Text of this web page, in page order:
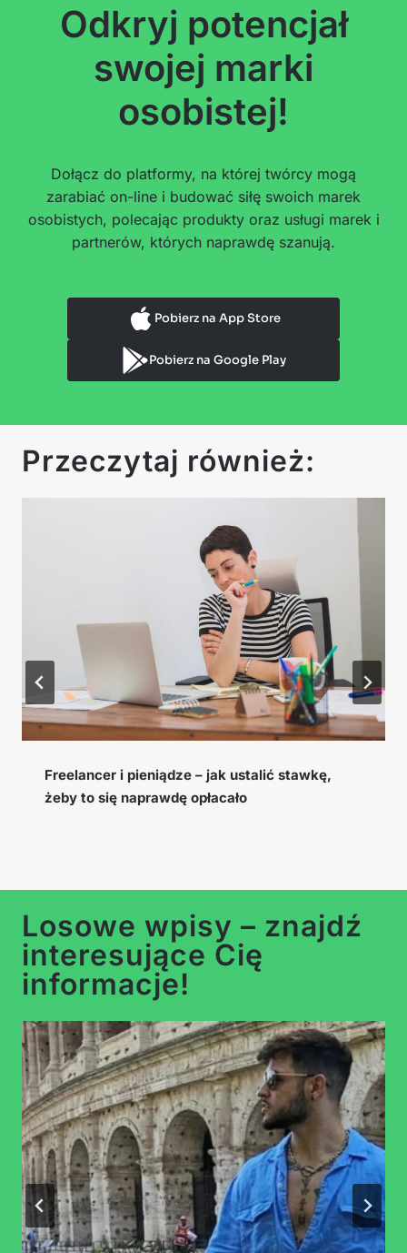
Odkryj potencjał
swojej marki
osobistej!
Dołącz do platformy, na której twórcy mogą
zarabiać on-line i budować siłę swoich marek
osobistych, polecając produkty oraz usługi marek i
partnerów, których naprawdę szanują.
Pobierz na App Store
Pobierz na Google Play
Przeczytaj również:
Cookie window, EPC i konwersja – słowniczek
pojęć afiliacyjnych, które musisz znać
Losowe wpisy – znajdź
interesujące Cię
informacje!